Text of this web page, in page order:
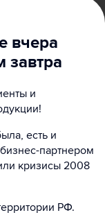
вчера
завтра
и
есть и
партнером
кризисы 2008
РФ.